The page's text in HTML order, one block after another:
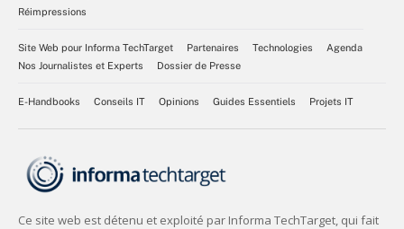
Réimpressions
Site Web pour Informa TechTarget Partenaires Technologies
Agenda
Nos Journalistes et Experts
Dossier de Presse
E-Handbooks Conseils IT Opinions Guides Essentiels Projets IT